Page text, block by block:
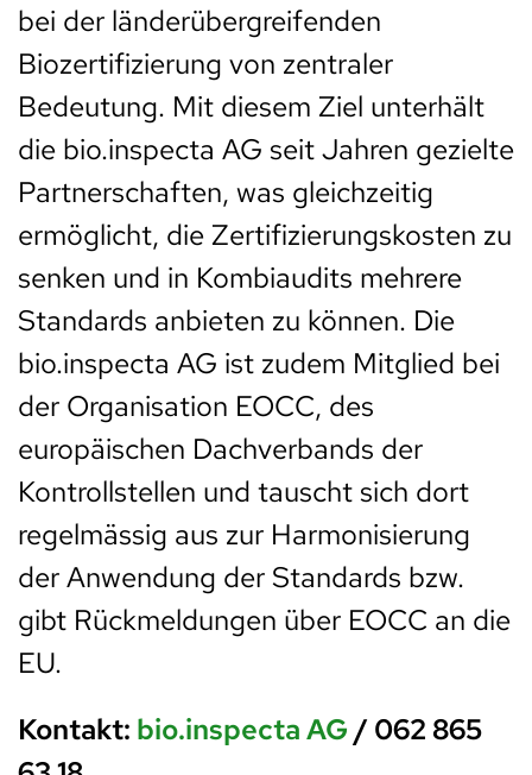
bei der länderübergreifenden
Biozertifizierung von zentraler
Bedeutung. Mit diesem Ziel unterhält
die bio.inspecta AG seit Jahren gezielte
Partnerschaften, was gleichzeitig
ermöglicht, die Zertifizierungskosten zu
senken und in Kombiaudits mehrere
Standards anbieten zu können. Die
bio.inspecta AG ist zudem Mitglied bei
der Organisation EOCC, des
europäischen Dachverbands der
Kontrollstellen und tauscht sich dort
regelmässig aus zur Harmonisierung
der Anwendung der Standards bzw.
gibt Rückmeldungen über EOCC an die
EU.
Kontakt: bio.inspecta AG / 062 865